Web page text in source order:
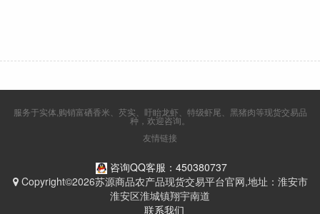
服务于实体,购销富硒香米、芡实、盱眙龙虾、特级虾尾、黑猪肉等现货交易品
种，欢迎咨询。
友情链接
咨询QQ客服：450380737
Copyright©2026苏源商品农产品现货交易平台官网,地址：淮安市
淮安区淮城镇翔宇南道
联系我们